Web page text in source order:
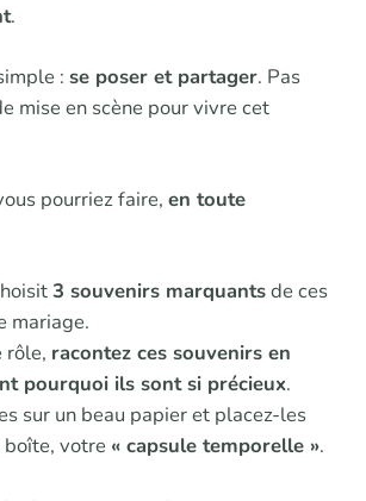
.
: se poser et partager. Pas
mise en scène pour vivre cet
pourriez faire, en toute
3 souvenirs marquantsde ces
mariage.
rôle, racontez ces souvenirs en
pourquoi ils sont si précieux.
sur un beau papier et placez-les
boîte, votre « capsule temporelle ».